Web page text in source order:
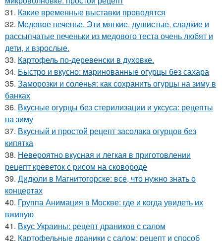
31. Какие временные выставки проводятся
32. Медовое печенье. Эти мягкие, душистые, сладкие и
рассыпчатые печеньки из медового теста очень любят и
дети, и взрослые.
33. Картофель по-деревенски в духовке.
34. Быстро и вкусно: маринованные огурцы без сахара
35. Заморозки и соленья: как сохранить огурцы на зиму в
банках
36. Вкусные огурцы без стерилизации и уксуса: рецепты
на зиму
37. Вкусный и простой рецепт засолака огурцов без
кипятка
38. Невероятно вкусная и легкая в приготовлении
рецепт креветок с рисом на сковороде
39. Дидюли в Магнитогорске: все, что нужно знать о
концертах
40. Группа Анимация в Москве: где и когда увидеть их
вживую
41. Вкус Украины: рецепт драников с салом
42. Картофельные драники с салом: рецепт и способ